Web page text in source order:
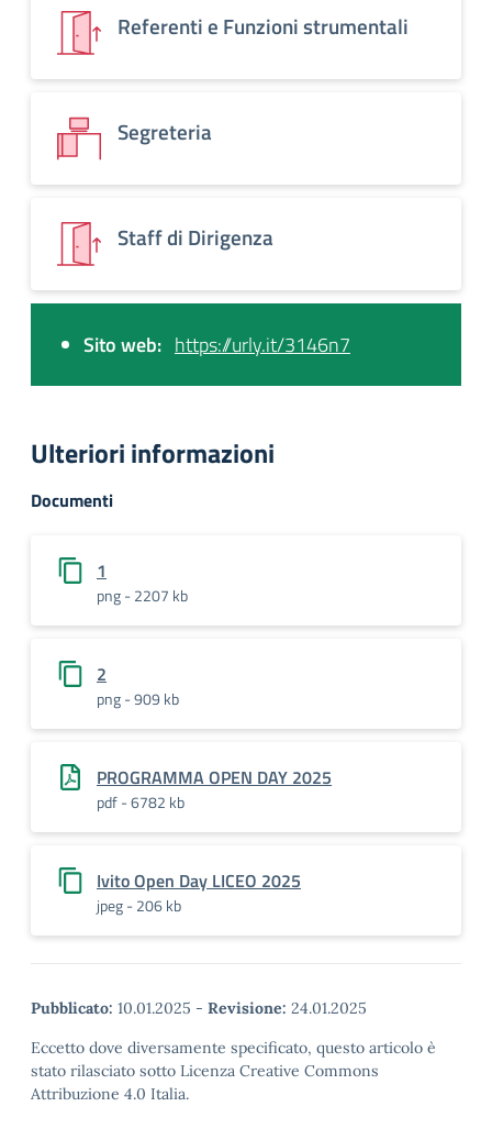
Referenti e Funzioni strumentali
Segreteria
Staff di Dirigenza
Sito web: https://urly.it/3146n7
Ulteriori informazioni
Documenti
1
png - 2207 kb
2
png - 909 kb
PROGRAMMA OPEN DAY 2025
pdf - 6782 kb
Ivito Open Day LICEO 2025
jpeg - 206 kb
Pubblicato: 10.01.2025 - Revisione: 24.01.2025
Eccetto dove diversamente specificato, questo articolo è
stato rilasciato sotto Licenza Creative Commons
Attribuzione 4.0 Italia.